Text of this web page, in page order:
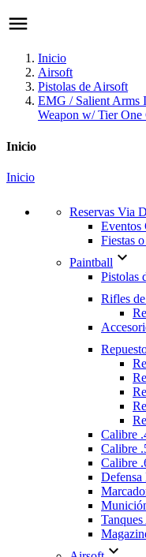
Inicio
Airsoft
Pistolas de Airsoft
EMG / Salient Arms
Weapon w/ Tier
Inicio
Inicio
Reservas Via
Eventos
Fiestas
Paintball 
Pistolas
Rifles
Calibre
Calibre
Calibre
Defensa
